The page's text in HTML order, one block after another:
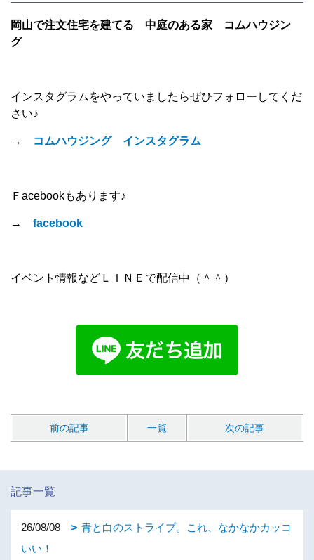
岡山で注文住宅を建てる 中庭のある家 コムハウジン
グ
インスタグラムをやっていましたらぜひフォローしてくだ
さい♪
→ コムハウジング インスタグラム
Ｆacebookもあります♪
→ facebook
イベント情報などＬＩＮＥで配信中（＾＾）
前の記事 一覧 次の記事
記事一覧
26/08/08
青と白のストライプ。これ、なかなかカッコ
いい！